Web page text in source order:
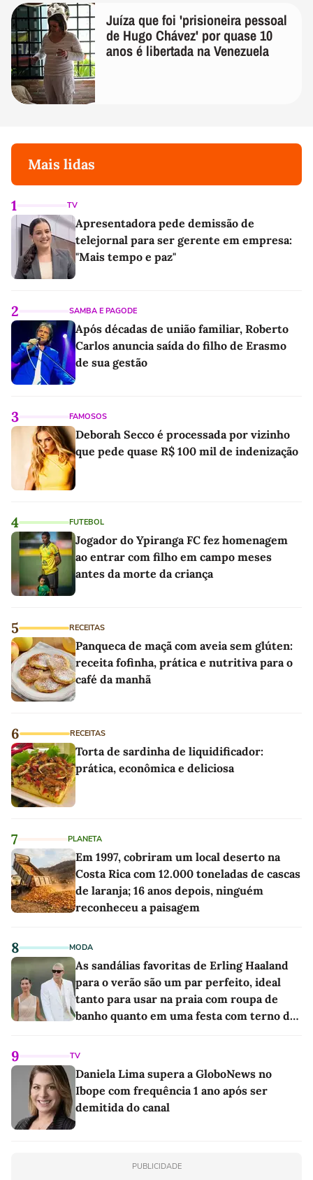
Juíza que foi 'prisioneira pessoal
de Hugo Chávez' por quase 10
anos é libertada na Venezuela
Mais lidas
1 TV
Apresentadora pede demissão de
telejornal para ser gerente em empresa:
"Mais tempo e paz"
2 SAMBA E PAGODE
Após décadas de união familiar, Roberto
Carlos anuncia saída do filho de Erasmo
de sua gestão
3 FAMOSOS
Deborah Secco é processada por vizinho
que pede quase R$ 100 mil de indenização
4 FUTEBOL
Jogador do Ypiranga FC fez homenagem
ao entrar com filho em campo meses
antes da morte da criança
5 RECEITAS
Panqueca de maçã com aveia sem glúten:
receita fofinha, prática e nutritiva para o
café da manhã
6 RECEITAS
Torta de sardinha de liquidificador:
prática, econômica e deliciosa
7 PLANETA
Em 1997, cobriram um local deserto na
Costa Rica com 12.000 toneladas de cascas
de laranja; 16 anos depois, ninguém
reconheceu a paisagem
8 MODA
As sandálias favoritas de Erling Haaland
para o verão são um par perfeito, ideal
tanto para usar na praia com roupa de
banho quanto em uma festa com terno de
9 TV
Daniela Lima supera a GloboNews no
Ibope com frequência 1 ano após ser
demitida do canal
PUBLICIDADE